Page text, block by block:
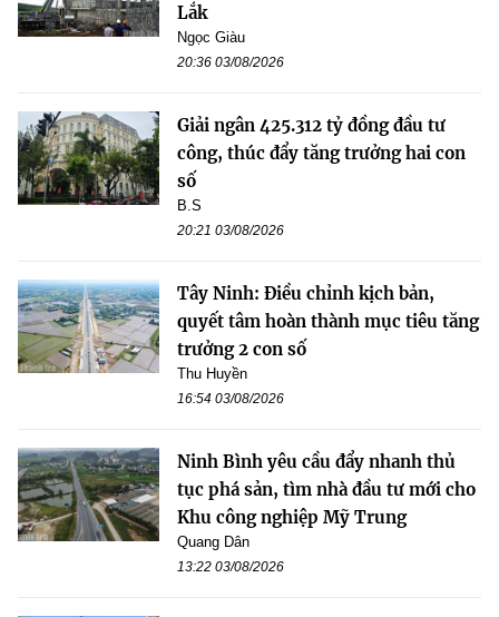
Lắk
Ngọc Giàu
20:36 03/08/2026
Giải ngân 425.312 tỷ đồng đầu tư
công, thúc đẩy tăng trưởng hai con
số
B.S
20:21 03/08/2026
Tây Ninh: Điều chỉnh kịch bản,
quyết tâm hoàn thành mục tiêu tăng
trưởng 2 con số
Thu Huyền
16:54 03/08/2026
Ninh Bình yêu cầu đẩy nhanh thủ
tục phá sản, tìm nhà đầu tư mới cho
Khu công nghiệp Mỹ Trung
Quang Dân
13:22 03/08/2026